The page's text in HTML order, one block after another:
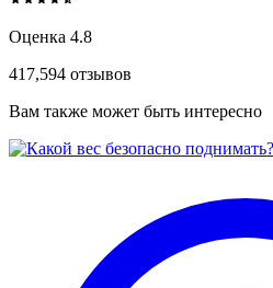
Оценка 4.8
417,594 отзывов
Вам также может быть интересно